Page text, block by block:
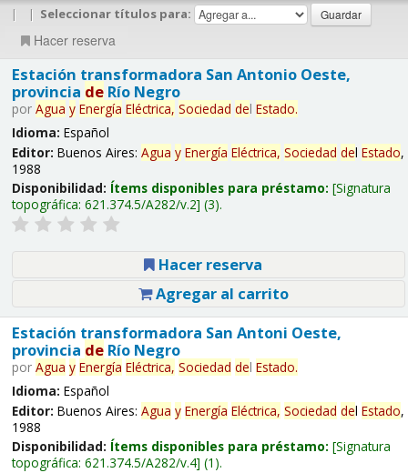
| | Seleccionar títulos para:
Hacer reserva
Estación transformadora San Antonio Oeste,
provincia deRío Negro
por Agua y Energía Eléctrica, Sociedad del Estado.
Idioma: Español
Editor: Buenos Aires: Agua y Energía Eléctrica, Sociedad del Estado,
1988
Disponibilidad: Ítems disponibles para préstamo: Signatura
topográfica: 621.374.5/A282/v.2 (3).
Hacer reserva
Agregar al carrito
Estación transformadora San Antoni Oeste,
provincia deRío Negro
por Agua y Energía Eléctrica, Sociedad del Estado.
Idioma: Español
Editor: Buenos Aires: Agua y Energía Eléctrica, Sociedad del Estado,
1988
Disponibilidad: Ítems disponibles para préstamo: Signatura
topográfica: 621.374.5/A282/v.4 (1).